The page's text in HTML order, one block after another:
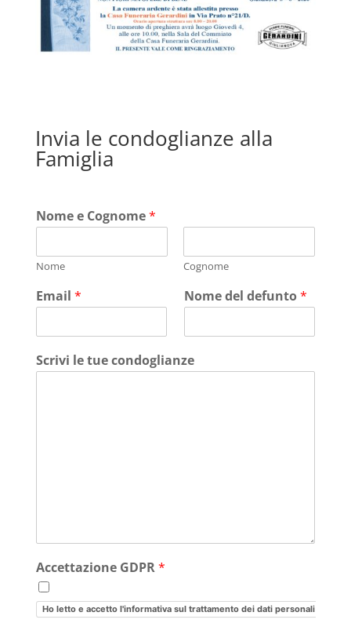
Invia le condoglianze alla
Famiglia
Nome e Cognome*
Nome Cognome
Email * Nome del defunto*
Scrivi le tue condoglianze
Accettazione GDPR*
Ho letto e accetto l'informativa sul trattamento dei dati personali